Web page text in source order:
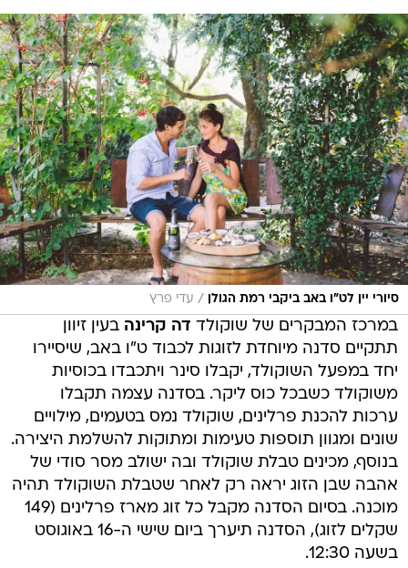
סיורי יין לט"ו באב ביקבי רמת הגולן / עדי פרץ
במרכז המבקרים של שוקולד דה קרינה בעין זיוון
תתקיים סדנה מיוחדת לזוגות לכבוד ט"ו באב, שיסיירו
יחד במפעל השוקולד, יקבלו סינר ויתכבדו בכוסיות
משוקולד כשבכל כוס ליקר. בסדנה עצמה תקבלו
ערכות להכנת פרלינים, שוקולד נמס בטעמים, מילויים
שונים ומגוון תוספות טעימות ומתוקות להשלמת היצירה.
בנוסף, מכינים טבלת שוקולד ובה ישולב מסר סודי של
אהבה שבן הזוג יראה רק לאחר שטבלת השוקולד תהיה
מוכנה. בסיום הסדנה מקבל כל זוג מארז פרלינים (149
שקלים לזוג), הסדנה תיערך ביום שישי ה-16 באוגוסט
בשעה 12:30.